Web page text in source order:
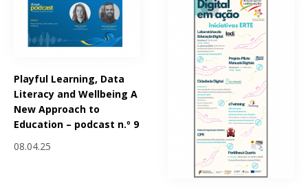
Playful Learning, Data
Literacy and Wellbeing A
New Approach to
Education – podcast n.º 9
08.04.25